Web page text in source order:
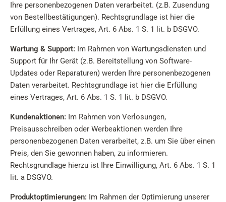
Ihre personenbezogenen Daten verarbeitet. (z.B. Zusendung
von Bestellbestätigungen). Rechtsgrundlage ist hier die
Erfüllung eines Vertrages, Art. 6 Abs. 1 S. 1 lit. b DSGVO.
Wartung & Support: Im Rahmen von Wartungsdiensten und
Support für Ihr Gerät (z.B. Bereitstellung von Software-
Updates oder Reparaturen) werden Ihre personenbezogenen
Daten verarbeitet. Rechtsgrundlage ist hier die Erfüllung
eines Vertrages, Art. 6 Abs. 1 S. 1 lit. b DSGVO.
Kundenaktionen: Im Rahmen von Verlosungen,
Preisausschreiben oder Werbeaktionen werden Ihre
personenbezogenen Daten verarbeitet, z.B. um Sie über einen
Preis, den Sie gewonnen haben, zu informieren.
Rechtsgrundlage hierzu ist Ihre Einwilligung, Art. 6 Abs. 1 S. 1
lit. a DSGVO.
Produktoptimierungen: Im Rahmen der Optimierung unserer